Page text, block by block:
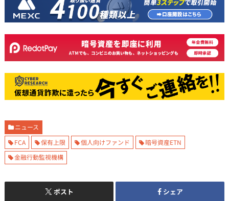
ニュース
FCA
保有上限 個人向けファンド
暗号資産ETN
金融行動監視機構
ポスト シェア